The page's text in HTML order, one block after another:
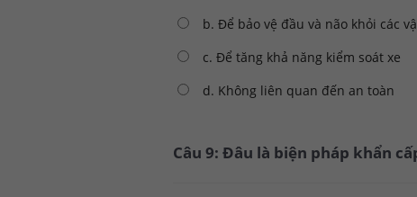
b. Để bảo vệ đầu và não khỏi các
c. Để tăng khả năng kiểm soát xe
d. Không liên quan đến an toàn
Câu 9: Đâu là biện pháp khẩn